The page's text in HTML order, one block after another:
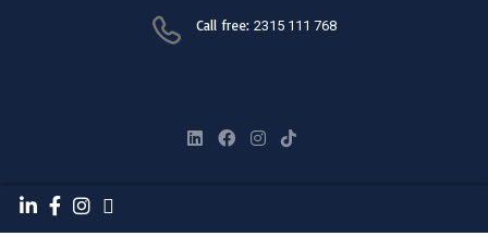
Call free: 2315 111 768